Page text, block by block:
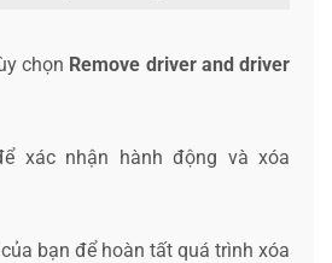
chọn Remove driver and driver
xác nhận hành động và xóa
bạn để hoàn tất quá trình xóa